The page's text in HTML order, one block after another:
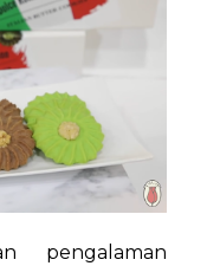
pengalaman